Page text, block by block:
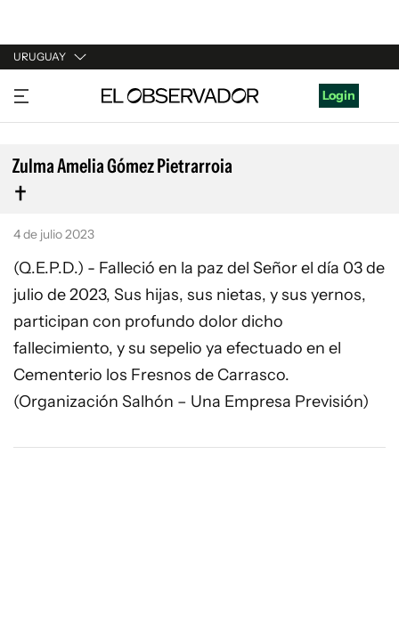
URUGUAY
URUGUAY
ARGENTINA
ESPAÑA
ESTADOS UNIDOS
Login
Zulma Amelia Gómez Pietrarroia
4 de julio 2023
(Q.E.P.D.) - Falleció en la paz del Señor el día 03 de
julio de 2023, Sus hijas, sus nietas, y sus yernos,
participan con profundo dolor dicho
fallecimiento, y su sepelio ya efectuado en el
Cementerio los Fresnos de Carrasco.
(Organización Salhón – Una Empresa Previsión)